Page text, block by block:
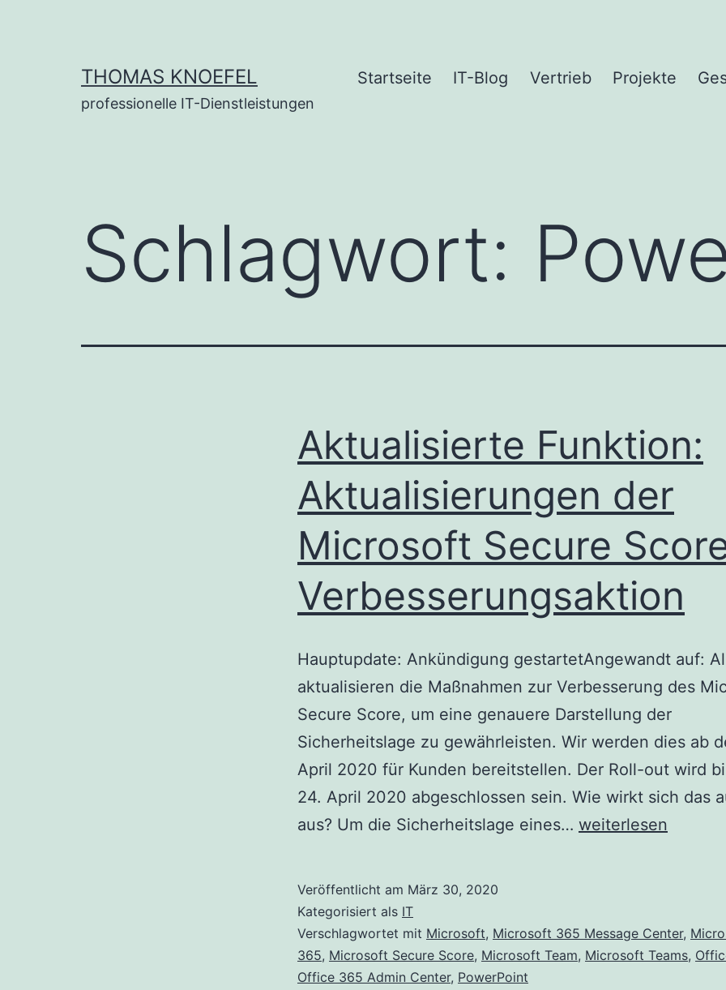
THOMAS KNOEFEL
professionelle IT-Dienstleistungen
Startseite IT-Blog Vertrieb Projekte
Schlagwort:
Aktualisierte Funktion:
Aktualisierungen der
Microsoft Secure
Verbesserungsaktion
Hauptupdate: Ankündigung gestartetAngewandt auf:
aktualisieren die Maßnahmen zur Verbesserung des
Secure Score, um eine genauere Darstellung der
Sicherheitslage zu gewährleisten. Wir werden dies ab
April 2020 für Kunden bereitstellen. Der Roll-out wird
24. April 2020 abgeschlossen sein. Wie wirkt sich das
aus? Um die Sicherheitslage eines… Aktualisierte
Microsoft
Secure
weiterlesen
Veröffentlicht am März 30, 2020
Kategorisiert als IT
Verschlagwortet mit Microsoft, Microsoft 365 Message Center,
365, Microsoft Secure Score, Microsoft Team, Microsoft Teams,
Office 365 Admin Center, PowerPoint